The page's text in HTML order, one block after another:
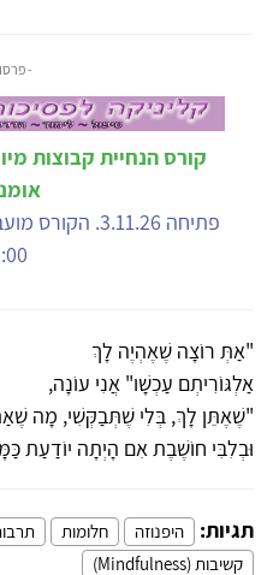
-
קורס הנחיית קבוצות
"אַתְּ רוֹצָה שֶׁאֶהְיֶה לָךְ
אַלְגּוֹרִיתְם עַכְשָׁו" אֲנִי עוֹנָה,
"שֶׁאֶתֵּן לָךְ, בְּלִי שֶׁתְּבַקְּשִׁי, מָה
וּבְלִבִּי חוֹשֶׁבֶת אִם הָיְתָה יוֹדַעַת
תגיות: היפנוזה חלומות
קשיבות (Mindfulness)